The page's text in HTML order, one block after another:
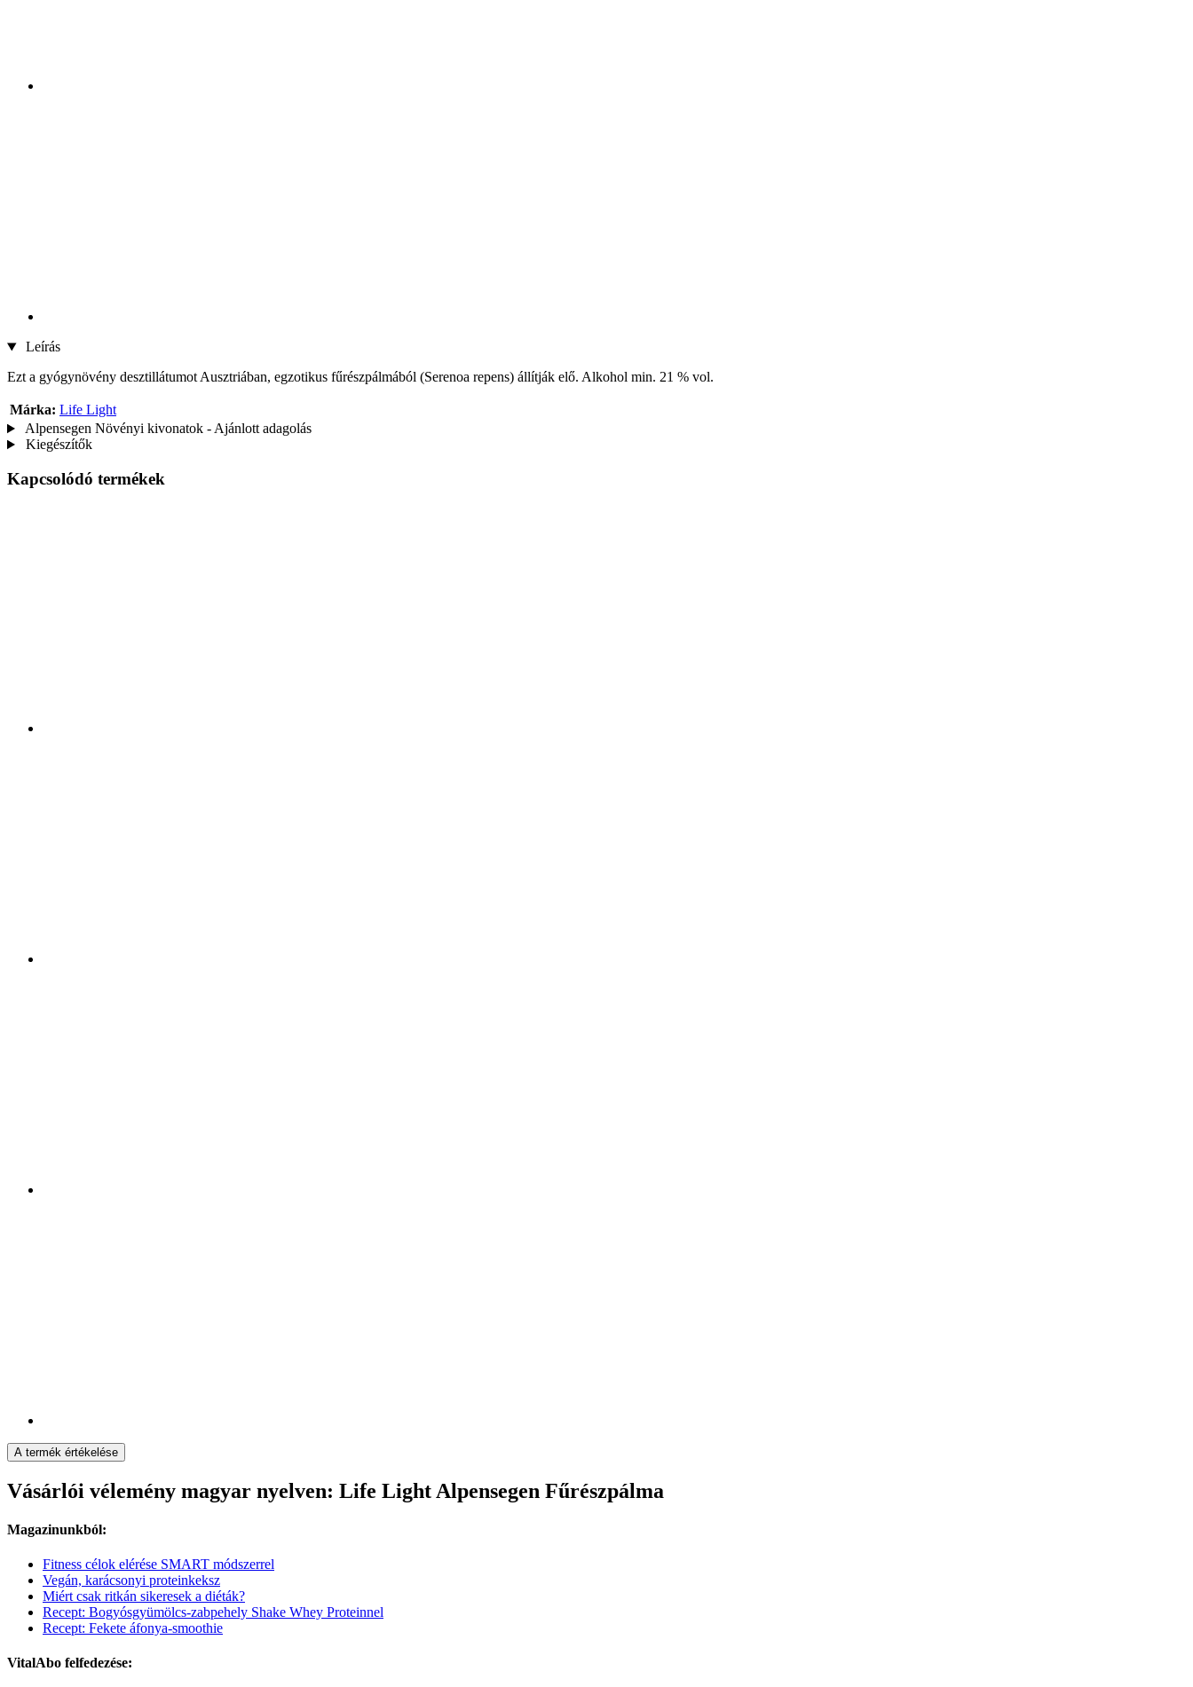
Leírás
Ezt a gyógynövény desztillátumot Ausztriában, egzotikus fűrészpálmából (Serenoa repens) állítják elő. Alkohol min. 21 % vol.
Márka: Life Light
Alpensegen Növényi kivonatok - Ajánlott adagolás
Kiegészítők
Kapcsolódó termékek
A termék értékelése
Vásárlói vélemény magyar nyelven: Life Light Alpensegen Fűrészpálma
Magazinunkból:
Fitness célok elérése SMART módszerrel
Vegán, karácsonyi proteinkeksz
Miért csak ritkán sikeresek a diéták?
Recept: Bogyósgyümölcs-zabpehely Shake Whey Proteinnel
Recept: Fekete áfonya-smoothie
VitalAbo felfedezése: